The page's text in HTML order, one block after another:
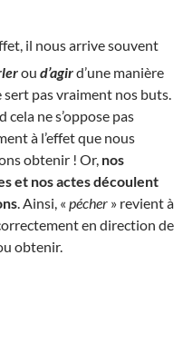
il nous arrive souvent
ou d’agird’une manière
sert pas vraiment nos buts.
cela ne s’oppose pas
à l’effet que nous
obtenir ! Or, nos
et nos actes découlent
. Ainsi, « pécher » revient à
en direction de
obtenir.